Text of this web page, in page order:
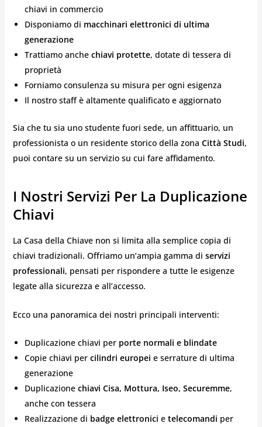
chiavi in commercio
Disponiamo di macchinari elettronici di ultima
generazione
Trattiamo anche chiavi protette, dotate di tessera di
proprietà
Forniamo consulenza su misura per ogni esigenza
Il nostro staff è altamente qualificato e aggiornato
Sia che tu sia uno studente fuori sede, un affittuario, un
professionista o un residente storico della zona Città Studi,
puoi contare su un servizio su cui fare affidamento.
I Nostri Servizi Per La Duplicazione
Chiavi
La Casa della Chiave non si limita alla semplice copia di
chiavi tradizionali. Offriamo un’ampia gamma di servizi
professionali, pensati per rispondere a tutte le esigenze
legate alla sicurezza e all’accesso.
Ecco una panoramica dei nostri principali interventi:
Duplicazione chiavi per porte normali e blindate
Copie chiavi per cilindri europei e serrature di ultima
generazione
Duplicazione chiavi Cisa, Mottura, Iseo, Securemme,
anche con tessera
Realizzazione di badge elettronici e telecomandi per